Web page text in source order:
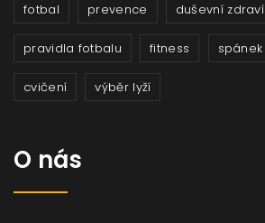
fotbal prevence duševní zdraví
pravidla fotbalu fitness spánek
cvičení výběr lyží
O nás